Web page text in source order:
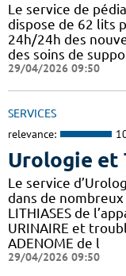
Le service de
dispose de 62 lits
24h/24h des
des soins de
29/04/2026 09:50
SERVICES
relevance:
Urologie et
Le service
dans de nombreux
LITHIASES de
URINAIRE et
ADENOME de l
29/04/2026 09:50